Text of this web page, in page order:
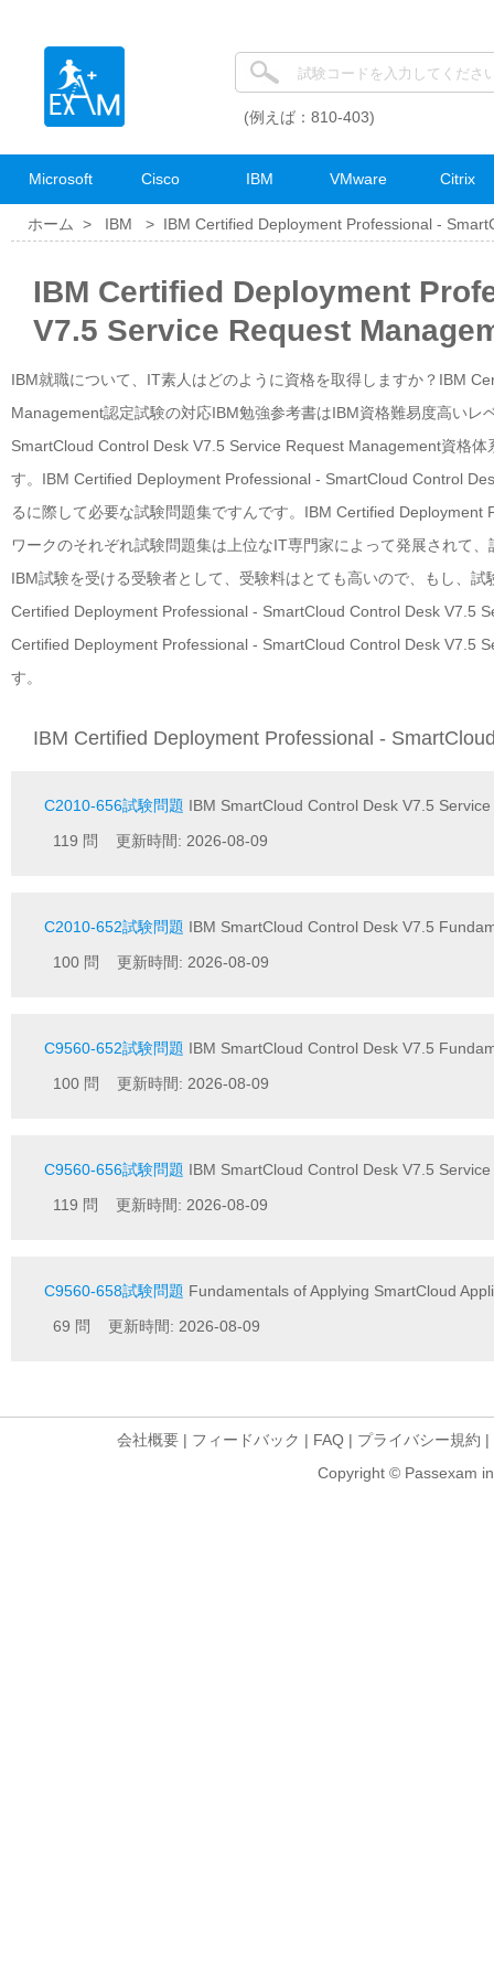
(例えば：810-403)
Microsoft Cisco IBM VMware Citrix
ホーム > IBM > IBM Certified Deployment Professional -
IBM Certified Deployment
V7.5 Service Request
IBM就職について、IT素人はどのように資格を取得しますか？IBM
Management認定試験の対応IBM勉強参考書はIBM資格難易度高い
SmartCloud Control Desk V7.5 Service Request Management資格
す。IBM Certified Deployment Professional - SmartCloud Control
るに際して必要な試験問題集ですんです。IBM Certified
ワークのそれぞれ試験問題集は上位なIT専門家によって発展されて
IBM試験を受ける受験者として、受験料はとても高いので、もし、
Certified Deployment Professional - SmartCloud Control Desk V7.5
Certified Deployment Professional - SmartCloud Control Desk V7.5
す。
IBM Certified Deployment Professional -
C2010-656試験問題 IBM SmartCloud Control Desk V7.5
119 問 更新時間: 2026-08-09
C2010-652試験問題 IBM SmartCloud Control Desk V7.5
100 問 更新時間: 2026-08-09
C9560-652試験問題 IBM SmartCloud Control Desk V7.5
100 問 更新時間: 2026-08-09
C9560-656試験問題 IBM SmartCloud Control Desk V7.5
119 問 更新時間: 2026-08-09
C9560-658試験問題 Fundamentals of Applying SmartCloud
69 問 更新時間: 2026-08-09
会社概要 | フィードバック | FAQ | プライバシー規約 |
Copyright © Passexam